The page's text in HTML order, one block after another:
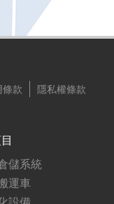
條款 隱私權條款
儲系統
運車